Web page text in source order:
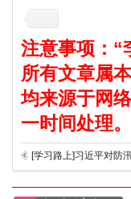
注意事项：“
所有文章属
均来源于网
一时间处理。